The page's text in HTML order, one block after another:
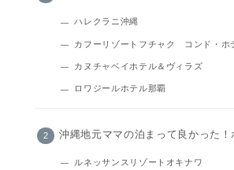
ハレクラニ沖縄
カフーリゾートフチャク コンド・ホ
カヌチャベイホテル＆ヴィラズ
ロワジールホテル那覇
沖縄地元ママの泊まって良かった！
ルネッサンスリゾートオキナワ